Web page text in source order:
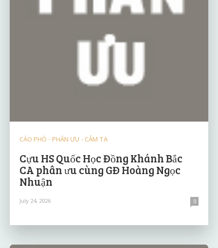
CÁO PHÓ - PHÂN ƯU - CẢM TẠ
Cựu HS Quốc Học Đồng Khánh Bắc
CA phân ưu cùng GĐ Hoàng Ngọc
Nhuận
July 24, 2026 0